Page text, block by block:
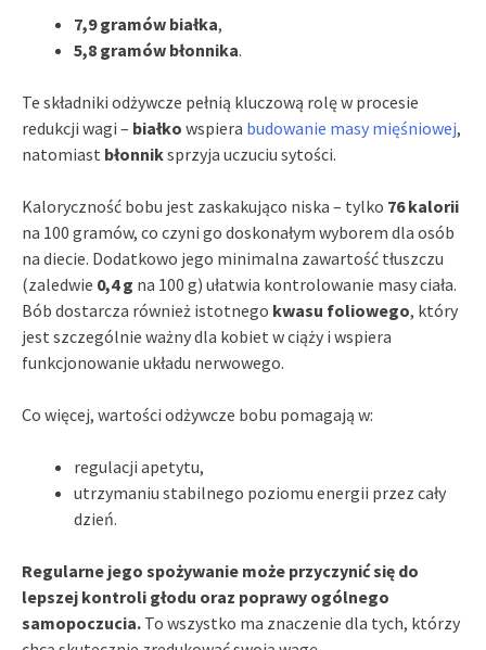
7,9 gramów białka,
5,8 gramów błonnika.
Te składniki odżywcze pełnią kluczową rolę w procesie
redukcji wagi – białko wspiera budowanie masy mięśniowej,
natomiast błonniksprzyja uczuciu sytości.
Kaloryczność bobu jest zaskakująco niska – tylko 76 kalorii
na 100 gramów, co czyni go doskonałym wyborem dla osób
na diecie. Dodatkowo jego minimalna zawartość tłuszczu
(zaledwie 0,4 g na 100 g) ułatwia kontrolowanie masy ciała.
Bób dostarcza również istotnego kwasu foliowego, który
jest szczególnie ważny dla kobiet w ciąży i wspiera
funkcjonowanie układu nerwowego.
Co więcej, wartości odżywcze bobu pomagają w:
regulacji apetytu,
utrzymaniu stabilnego poziomu energii przez cały
dzień.
Regularne jego spożywanie może przyczynić się do
lepszej kontroli głodu oraz poprawy ogólnego
samopoczucia. To wszystko ma znaczenie dla tych, którzy